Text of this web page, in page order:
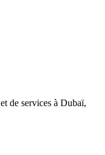
de services à Dubaï,